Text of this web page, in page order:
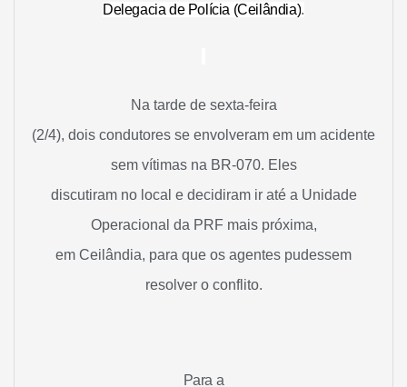
Delegacia de Polícia (Ceilândia).
Na tarde de sexta-feira
(2/4), dois condutores se envolveram em um acidente
sem vítimas na BR-070. Eles
discutiram no local e decidiram ir até a Unidade
Operacional da PRF mais próxima,
em Ceilândia, para que os agentes pudessem
resolver o conflito.
Para a